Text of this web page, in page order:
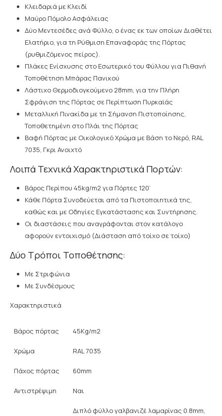
Κλειδαριά με Κλειδί
Μαύρο Πόμολο Ασφάλειας
Δύο Μεντεσέδες ανά Φύλλο, ο ένας εκ των οποίων Διαθέτει
Ελατήριο, για τη Ρύθμιση Επαναφοράς της Πόρτας
(ρυθμιζόμενος πείρος).
Πλάκες Ενίσχυσης στο Εσωτερικό του Φύλλου για Πιθανή
Τοποθέτηση Μπάρας Πανικού
Λάστιχο Θερμοδιογκούμενο 28mm, για την Πλήρη
Σφράγιση της Πόρτας σε Περίπτωση Πυρκαϊάς
Μεταλλική Πινακίδα με τη Σήμανση Πιστοποίησης,
Τοποθετημένη στο Πλάι της Πόρτας
Βαφή Πόρτας με Οικολογικό Χρώμα με Βάση το Νερό, RAL
7035, Γκρι Ανοιχτό
Λοιπά Τεχνικά Χαρακτηριστικά Πορτών:
Βάρος Περίπου 45kg/m2 για Πόρτες 120’
Κάθε Πόρτα Συνοδεύεται από τα Πιστοποιητικά της,
καθώς και με Οδηγίες Εγκατάστασης και Συντήρησης.
Οι διαστάσεις που αναγράφονται στον κατάλογο
αφορούν εντοιχισμό (Διάσταση από τοίχο σε τοίχο)
Δύο Τρόποι Τοποθέτησης:
Με Στριφώνια
Με Συνδέσμους
Χαρακτηριστικά
Βάρος πόρτας 45Kg/m2
Χρώμα RAL 7035
Πάχος πόρτας 60mm
Αντιστρέψιμη Ναι
Διπλό φύλλο γαλβανιζέ λαμαρίνας 0.8mm,